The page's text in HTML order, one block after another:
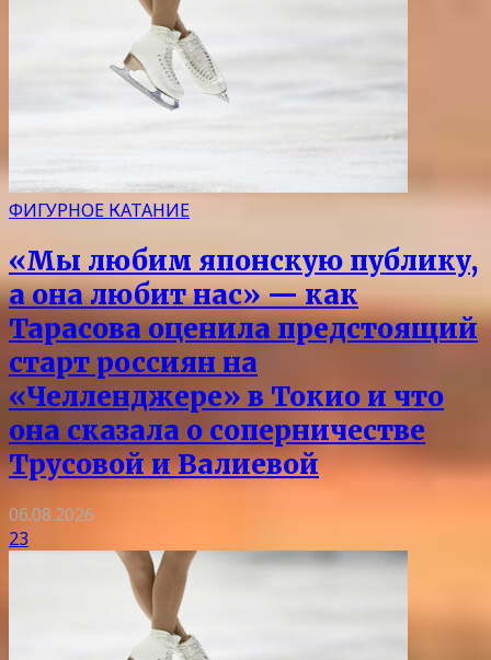
ФИГУРНОЕ КАТАНИЕ
«Мы любим японскую публику,
а она любит нас» — как
Тарасова оценила предстоящий
старт россиян на
«Челленджере» в Токио и что
она сказала о соперничестве
Трусовой и Валиевой
06.08.2026
23